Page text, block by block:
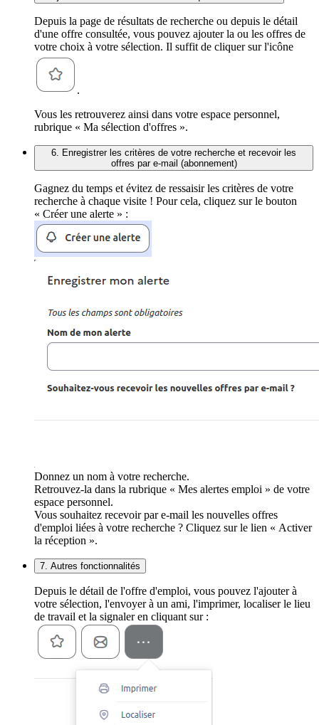
Depuis la page de résultats de recherche ou depuis le détail
d'une offre consultée, vous pouvez ajouter la ou les offres de
votre choix à votre sélection. Il suffit de cliquer sur l'icône
.
Vous les retrouverez ainsi dans votre espace personnel,
rubrique « Ma sélection d'offres ».
6. Enregistrer les critères de votre recherche et recevoir les
offres par e-mail (abonnement)
Gagnez du temps et évitez de ressaisir les critères de votre
recherche à chaque visite ! Pour cela, cliquez sur le bouton
« Créer une alerte » :
Donnez un nom à votre recherche.
Retrouvez-la dans la rubrique « Mes alertes emploi » de votre
espace personnel.
Vous souhaitez recevoir par e-mail les nouvelles offres
d'emploi liées à votre recherche ? Cliquez sur le lien « Activer
la réception ».
7. Autres fonctionnalités
Depuis le détail de l'offre d'emploi, vous pouvez l'ajouter à
votre sélection, l'envoyer à un ami, l'imprimer, localiser le lieu
de travail et la signaler en cliquant sur :